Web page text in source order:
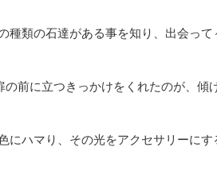
種類の石達がある事を知り、出会って
前に立つきっかけをくれたのが、傾
にハマり、その光をアクセサリーに